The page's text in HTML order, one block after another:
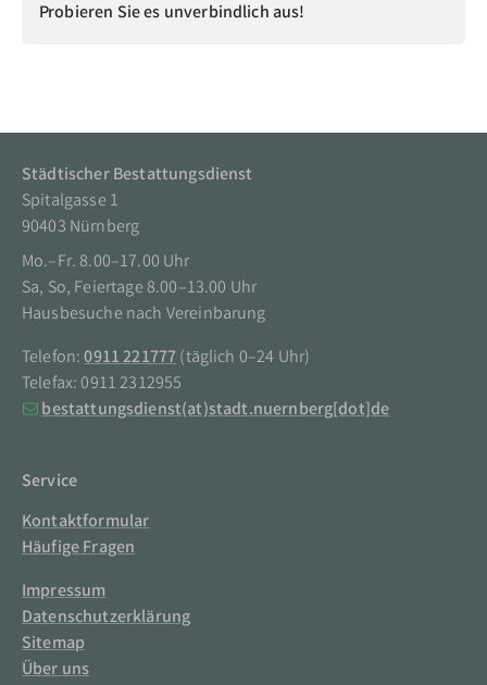
Probieren Sie es unverbindlich aus!
Städtischer Bestattungsdienst
Spitalgasse 1
90403 Nürnberg
Mo.–Fr. 8.00–17.00 Uhr
Sa, So, Feiertage 8.00–13.00 Uhr
Hausbesuche nach Vereinbarung
Telefon:0911 221777(täglich 0–24 Uhr)
Telefax: 0911 2312955
bestattungsdienst(at)stadt.nuernberg[dot]de
Service
Kontaktformular
Häufige Fragen
Impressum
Datenschutzerklärung
Sitemap
Über uns